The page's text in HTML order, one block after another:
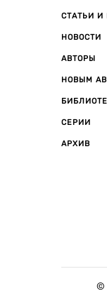
СТАТЬИ И
НОВОСТИ
АВТОРЫ
НОВЫМ
СЕРИИ
АРХИВ
©